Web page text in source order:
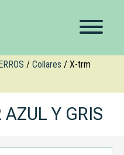
/ Collares / X-trm
Y GRIS